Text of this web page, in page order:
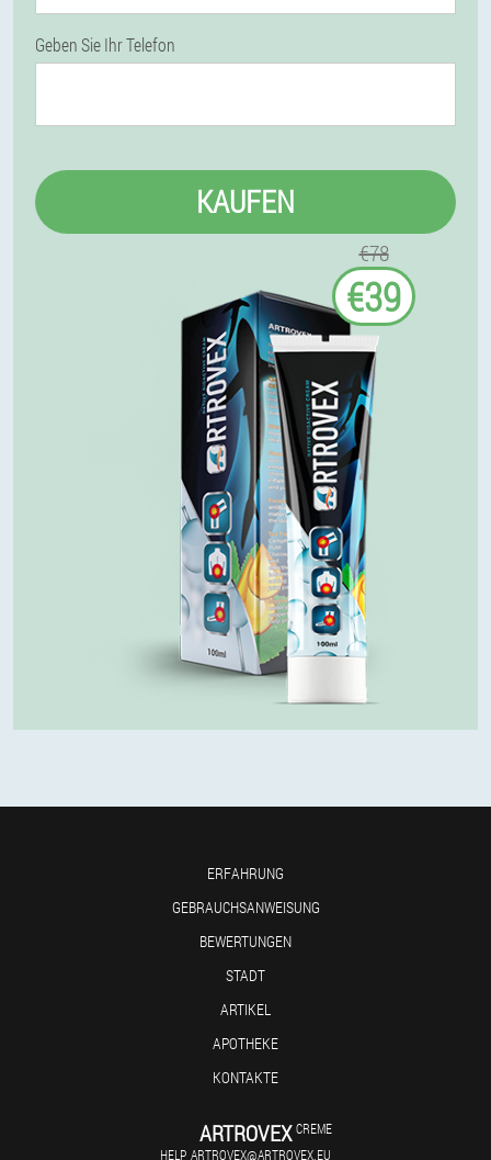
Geben Sie Ihr Telefon
KAUFEN
€78
€39
ERFAHRUNG
GEBRAUCHSANWEISUNG
BEWERTUNGEN
STADT
ARTIKEL
APOTHEKE
KONTAKTE
ARTROVEX CREME
HELP_ARTROVEX@ARTROVEX.EU